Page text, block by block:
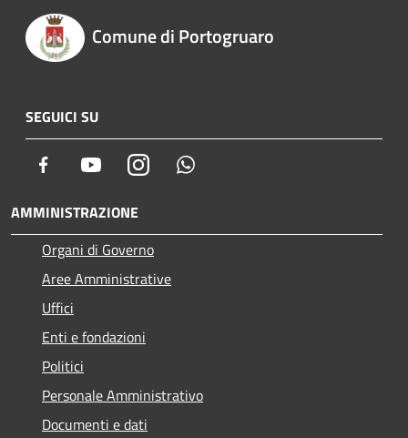
Comune di Portogruaro
SEGUICI SU
Facebook YoutubeInstagram
AMMINISTRAZIONE
Organi di Governo
Aree Amministrative
Uffici
Enti e fondazioni
Politici
Personale Amministrativo
Documenti e dati